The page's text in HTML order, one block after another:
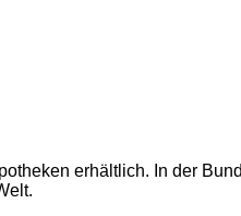
erhältlich. In der